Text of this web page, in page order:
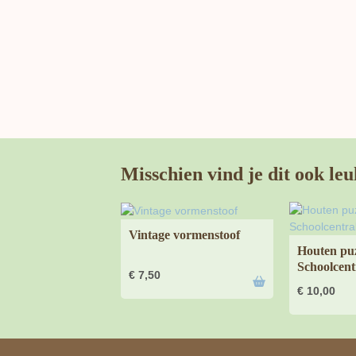
Misschien vind je dit ook
Vintage vormenstoof
€ 7,50
Houten
€ 10,00